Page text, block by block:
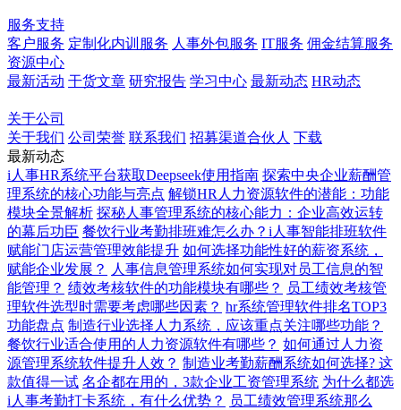
服务支持
客户服务 定制化内训服务 人事外包服务 IT服务 佣金结算服务
资源中心
最新活动 干货文章 研究报告 学习中心 最新动态 HR动态
关于公司
关于我们 公司荣誉 联系我们 招募渠道合伙人 下载
最新动态
i人事HR系统平台获取Deepseek使用指南 探索中央企业薪酬管
理系统的核心功能与亮点 解锁HR人力资源软件的潜能：功能
模块全景解析 探秘人事管理系统的核心能力：企业高效运转
的幕后功臣 餐饮行业考勤排班难怎么办？i人事智能排班软件
赋能门店运营管理效能提升 如何选择功能性好的薪资系统，
赋能企业发展？
人事信息管理系统如何实现对员工信息的智
能管理？ 绩效考核软件的功能模块有哪些？
员工绩效考核管
理软件选型时需要考虑哪些因素？ hr系统管理软件排名TOP3
功能盘点 制造行业选择人力系统，应该重点关注哪些功能？
餐饮行业适合使用的人力资源软件有哪些？ 如何通过人力资
源管理系统软件提升人效？ 制造业考勤薪酬系统如何选择? 这
款值得一试 名企都在用的，3款企业工资管理系统 为什么都选
i人事考勤打卡系统，有什么优势？
员工绩效管理系统那么